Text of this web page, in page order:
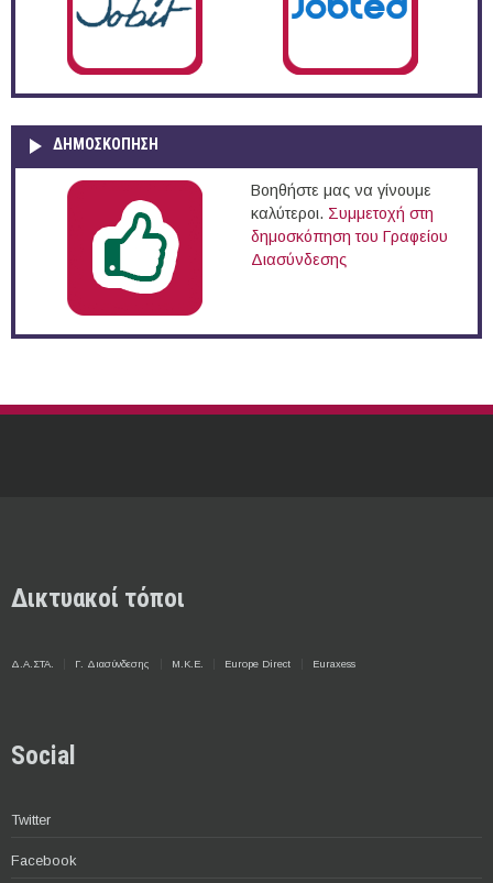
ΔΗΜΟΣΚΌΠΗΣΗ
Βοηθήστε μας να γίνουμε
καλύτεροι. Συμμετοχή στη
δημοσκόπηση του Γραφείου
Διασύνδεσης
Δικτυακοί τόποι
Δ.Α.ΣΤΑ. Γ. Διασύνδεσης Μ.Κ.Ε. Europe Direct Euraxess
Social
Twitter
Facebook